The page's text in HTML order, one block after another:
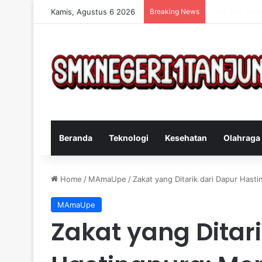
Kamis, Agustus 6 2026 Breaking News
Beranda Teknologi Kesehatan Olahraga
Home / MAmaUpe / Zakat yang Ditarik dari Dapur
MAmaUpe
Zakat yang